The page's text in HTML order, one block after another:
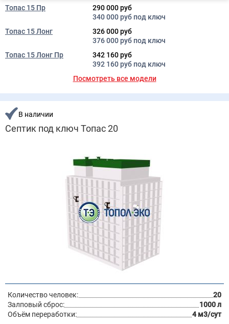
Топас 15 Пр
290 000 руб
340 000 руб под ключ
Топас 15 Лонг
326 000 руб
376 000 руб под ключ
Топас 15 Лонг Пр
342 160 руб
392 160 руб под ключ
Посмотреть все модели
В наличии
Септик под ключ Топас 20
Количество человек:
20
Залповый сброс:
1000 л
Объём переработки:
4 м3/сут